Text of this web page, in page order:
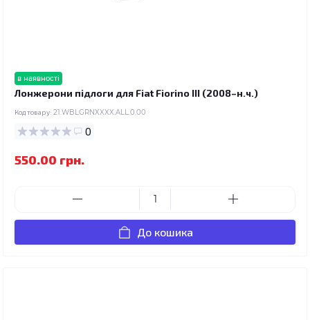
в наявності
Лонжерони підлоги для Fiat Fiorino III (2008–н.ч.)
Код товару: 21.WBLGRNXXXX.ALL.0.00
0
550.00 грн.
До кошика